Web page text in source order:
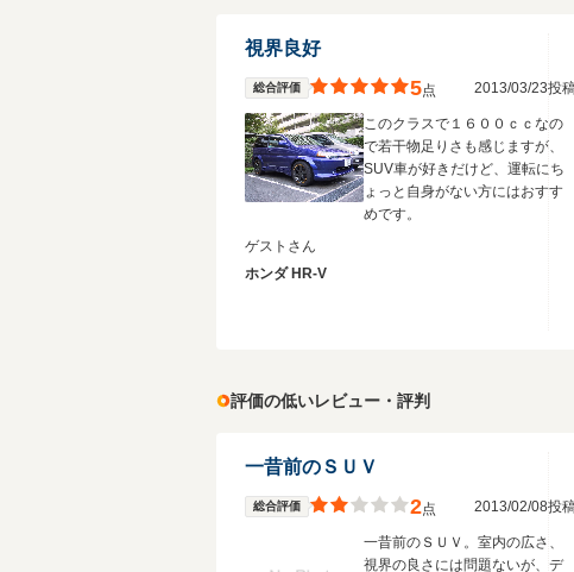
視界良好
総合評価 5点 2013/03/23投
このクラスで１６００ｃｃなの
で若干物足りさも感じますが、
SUV車が好きだけど、運転にち
ょっと自身がない方にはおすす
めです。
ゲストさん
ホンダ HR-V
評価の低いレビュー・評判
一昔前のＳＵＶ
総合評価 2点 2013/02/08投
一昔前のＳＵＶ。室内の広さ、
視界の良さには問題ないが、デ